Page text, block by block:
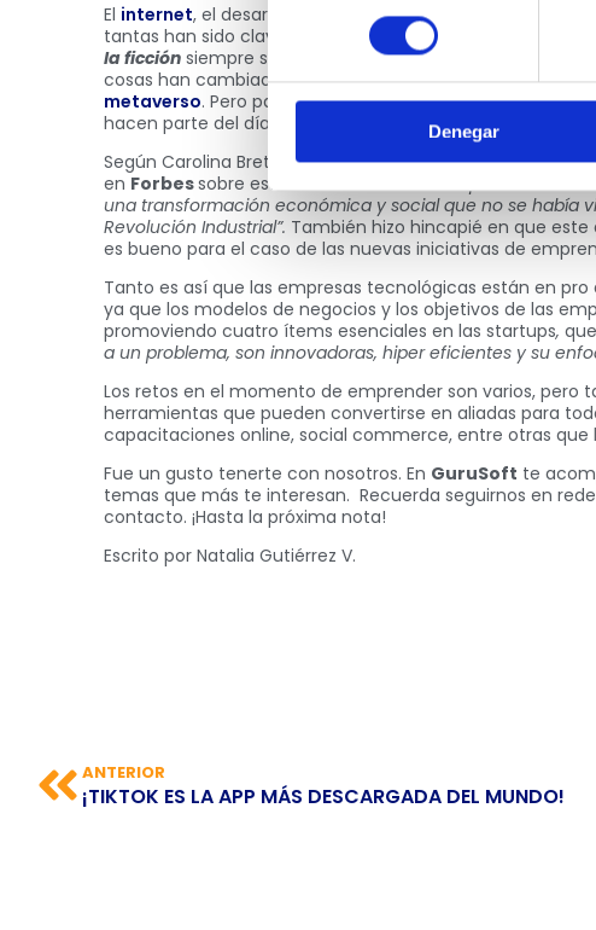
consentimiento
Denegar
El internet, el desarrollo de las comunicaciones, la
tantas han sido claves para presentar avances que antes
la ficción siempre se observaba como algo lejano e
cosas han cambiado, tanto así que las grandes
metaverso. Pero para no ir muy lejos, los asistentes
hacen parte del día a día.
Según Carolina Bretón, Gerente General deNu
en Forbessobre esta transformación:“Lo que estamos
una transformación económica y social que no se había
Revolución Industrial”. También hizo hincapié en que
es bueno para el caso de las nuevas iniciativas de
Tanto es así que las empresas tecnológicas están en pro
ya que los modelos de negocios y los objetivos de las
promoviendo cuatro ítems esenciales en las startups,
a un problema, son innovadoras, hiper eficientes y su
Los retos en el momento de emprender son varios, pero
herramientas que pueden convertirse en aliadas para
capacitaciones online, social commerce, entre otras
Fue un gusto tenerte con nosotros. En GuruSoft te
temas que más te interesan. Recuerda seguirnos en
contacto. ¡Hasta la próxima nota!
Escrito por Natalia Gutiérrez V.
ANTERIOR
¡TIKTOK ES LA APP MÁS DESCARGADA DEL MUNDO!